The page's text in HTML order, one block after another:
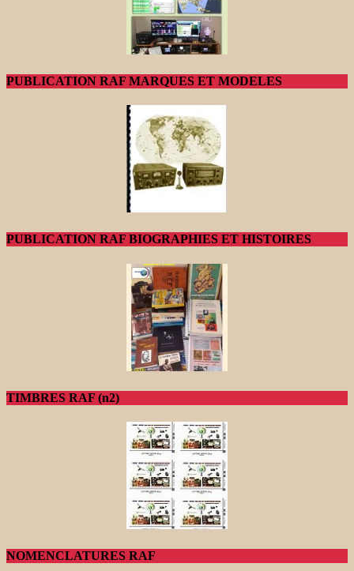
PUBLICATION RAF MARQUES ET MODELES
PUBLICATION RAF BIOGRAPHIES ET HISTOIRES
TIMBRES RAF (n2)
NOMENCLATURES RAF